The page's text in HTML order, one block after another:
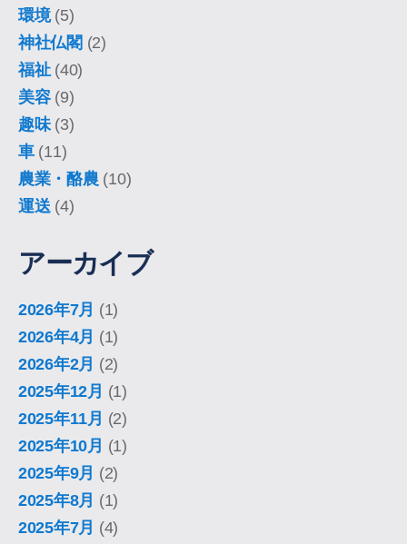
環境(5)
神社仏閣 (2)
福祉(40)
美容(9)
趣味(3)
車(11)
農業・酪農 (10)
運送 (4)
アーカイブ
2026年7月 (1)
2026年4月 (1)
2026年2月 (2)
2025年12月 (1)
2025年11月 (2)
2025年10月 (1)
2025年9月 (2)
2025年8月 (1)
2025年7月 (4)